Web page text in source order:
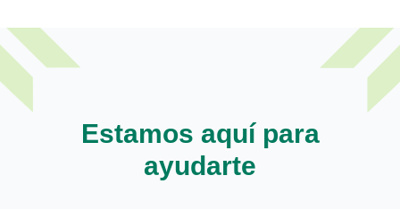
Estamos aquí para
ayudarte